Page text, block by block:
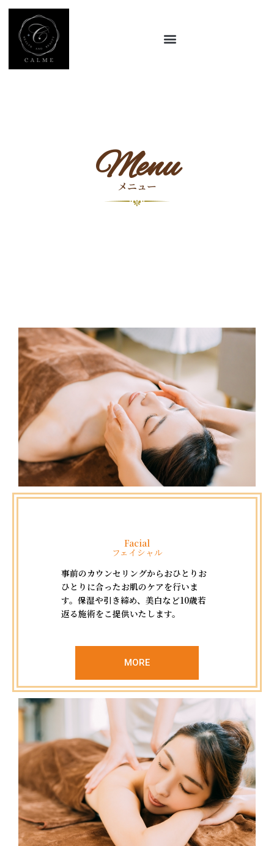
Menu
メニュー
Facial
フェイシャル
事前のカウンセリングからおひとりお
ひとりに合ったお肌のケアを行いま
す。保湿や引き締め、美白など10歳若
返る施術をこ提供いたします。
MORE